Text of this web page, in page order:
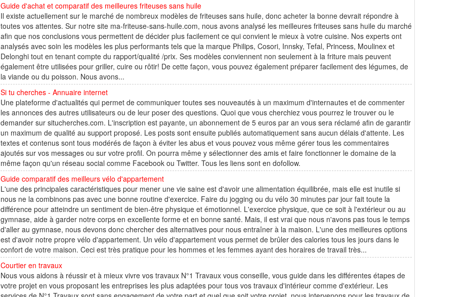
Guide d'achat et comparatif des meilleures friteuses sans huile
Il existe actuellement sur le marché de nombreux modèles de friteuses sans huile, donc acheter la bonne devrait répondre à
toutes vos attentes. Sur notre site ma-friteuse-sans-huile.com, nous avons analysé les meilleures friteuses sans huile du marché
afin que nos conclusions vous permettent de décider plus facilement ce qui convient le mieux à votre cuisine. Nos experts ont
analysés avec soin les modèles les plus performants tels que la marque Philips, Cosori, Innsky, Tefal, Princess, Moulinex et
Delonghi tout en tenant compte du rapport/qualité /prix. Ses modèles conviennent non seulement à la friture mais peuvent
également être utilisées pour griller, cuire ou rôtir! De cette façon, vous pouvez également préparer facilement des légumes, de
la viande ou du poisson. Nous avons...
Si tu cherches - Annuaire internet
Une plateforme d'actualités qui permet de communiquer toutes ses nouveautés à un maximum d'internautes et de commenter
les annonces des autres utilisateurs ou de leur poser des questions. Quoi que vous cherchiez vous pourrez le trouver ou le
demander sur situcherches.com. L'inscription est payante, un abonnement de 5 euros par an vous sera réclamé afin de garantir
un maximum de qualité au support proposé. Les posts sont ensuite publiés automatiquement sans aucun délais d'attente. Les
textes et contenus sont tous modérés de façon à éviter les abus et vous pouvez vous même gérer tous les commentaires
ajoutés sur vos messages ou sur votre profil. On pourra même y sélectionner des amis et faire fonctionner le domaine de la
même façon qu'un réseau social comme Facebook ou Twitter. Tous les liens sont en dofollow.
Guide comparatif des meilleurs vélo d'appartement
L'une des principales caractéristiques pour mener une vie saine est d'avoir une alimentation équilibrée, mais elle est inutile si
nous ne la combinons pas avec une bonne routine d'exercice. Faire du jogging ou du vélo 30 minutes par jour fait toute la
différence pour atteindre un sentiment de bien-être physique et émotionnel. L'exercice physique, que ce soit à l'extérieur ou au
gymnase, aide à garder notre corps en excellente forme et en bonne santé. Mais, il est vrai que nous n'avons pas tous le temps
d'aller au gymnase, nous devons donc chercher des alternatives pour nous entraîner à la maison. L'une des meilleures options
est d'avoir notre propre vélo d'appartement. Un vélo d'appartement vous permet de brûler des calories tous les jours dans le
confort de votre maison. Ceci est très pratique pour les hommes et les femmes ayant des horaires de travail très...
Courtier en travaux
Nous vous aidons à réussir et à mieux vivre vos travaux N°1 Travaux vous conseille, vous guide dans les différentes étapes de
votre projet en vous proposant les entreprises les plus adaptées pour tous vos travaux d'intérieur comme d'extérieur. Les